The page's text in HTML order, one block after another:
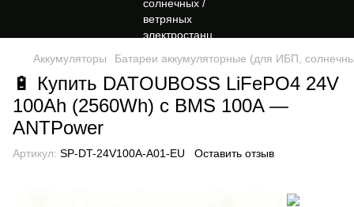
Аккумуляторы Батареи аккумуляторные (для ИБП,
🔋 Купить DATOUBOSS LiFePO4 24V
100Ah (2560Wh) с BMS 100A —
ANTPower
Артикул: SP-DT-24V100A-A01-EU Оставить отзыв